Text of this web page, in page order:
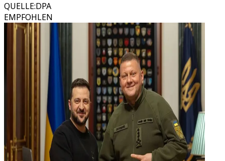
QUELLE:DPA
EMPFOHLEN